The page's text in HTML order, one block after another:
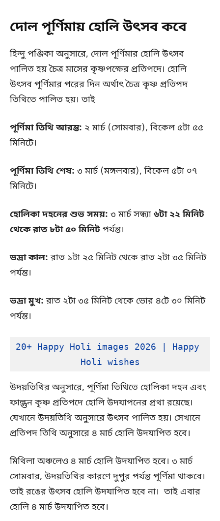
দোল পূর্ণিমায় হোলি উৎসব কবে
হিন্দু পঞ্জিকা অনুসারে, দোল পূর্ণিমার হোলি উৎসব
পালিত হয় চৈত্র মাসের কৃষ্ণপক্ষের প্রতিপদে। হোলি
উৎসব পূর্ণিমার পরের দিন অর্থাৎ চৈত্র কৃষ্ণ প্রতিপদ
তিথিতে পালিত হয়। তাই
পূর্ণিমা তিথি আরম্ভ: ২ মার্চ (সোমবার), বিকেল ৫টা ৫৫
মিনিটে।
পূর্ণিমা তিথি শেষ: ৩ মার্চ (মঙ্গলবার), বিকেল ৫টা ০৭
মিনিটে।
হোলিকা দহনের শুভ সময়: ৩ মার্চ সন্ধ্যা ৬টা ২২ মিনিট
থেকে রাত ৮টা ৫০ মিনিট পর্যন্ত।
ভদ্রা কাল: রাত ১টা ২৫ মিনিট থেকে রাত ২টা ৩৫ মিনিট
পর্যন্ত।
ভদ্রা মুখ: রাত ২টা ৩৫ মিনিট থেকে ভোর ৪টে ৩০ মিনিট
পর্যন্ত।
20+ Happy Holi images 2026 | Happy
Holi wishes
উদয়তিথির অনুসারে, পূর্ণিমা তিথিতে হোলিকা দহন এবং
ফাল্গুন কৃষ্ণ প্রতিপদে হোলি উদযাপনের প্রথা রয়েছে।
যেখানে উদয়তিথি অনুসারে উৎসব পালিত হয়। সেখানে
প্রতিপদ তিথি অনুসারে ৪ মার্চ হোলি উদযাপিত হবে।
মিথিলা অঞ্চলেও ৪ মার্চ হোলি উদযাপিত হবে। ৩ মার্চ
সোমবার, উদয়তিথির কারণে দুপুর পর্যন্ত পূর্ণিমা থাকবে।
তাই রঙের উৎসব হোলি উদযাপিত হবে না। তাই এবার
হোলি ৪ মার্চ উদযাপিত হবে।